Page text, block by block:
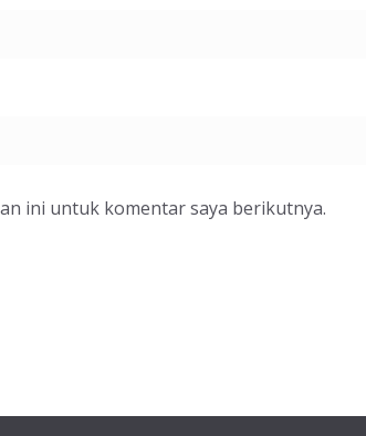
ini untuk komentar saya berikutnya.